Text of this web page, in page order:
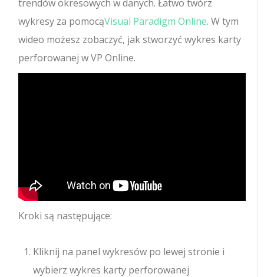
trendów okresowych w danych. Łatwo twórz
wykresy za pomocąVisual Paradigm Online. W tym
wideo możesz zobaczyć, jak stworzyć wykres karty
perforowanej w VP Online.
Kroki są następujące:
Kliknij na panel wykresów po lewej stronie i
wybierz wykres karty perforowanej